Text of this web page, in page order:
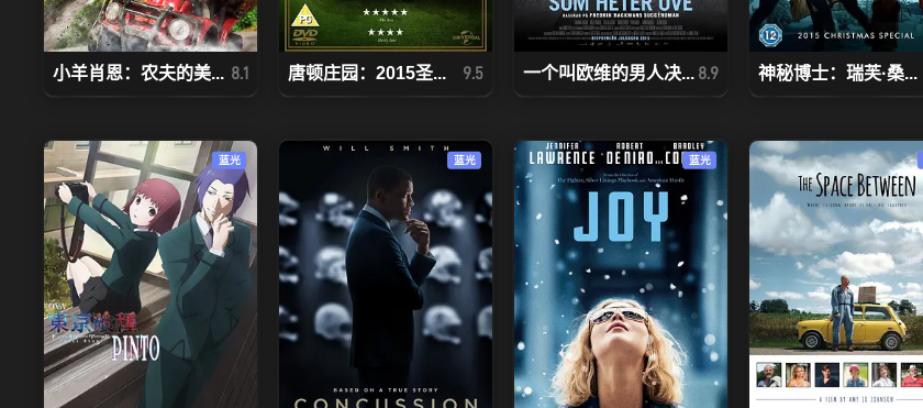
小羊肖恩：农夫的美... 8.1 唐顿庄园：2015圣... 9.5 一个叫欧维的男人决... 8.9 神秘博士：瑞芙·桑...
蓝光 蓝光 蓝光